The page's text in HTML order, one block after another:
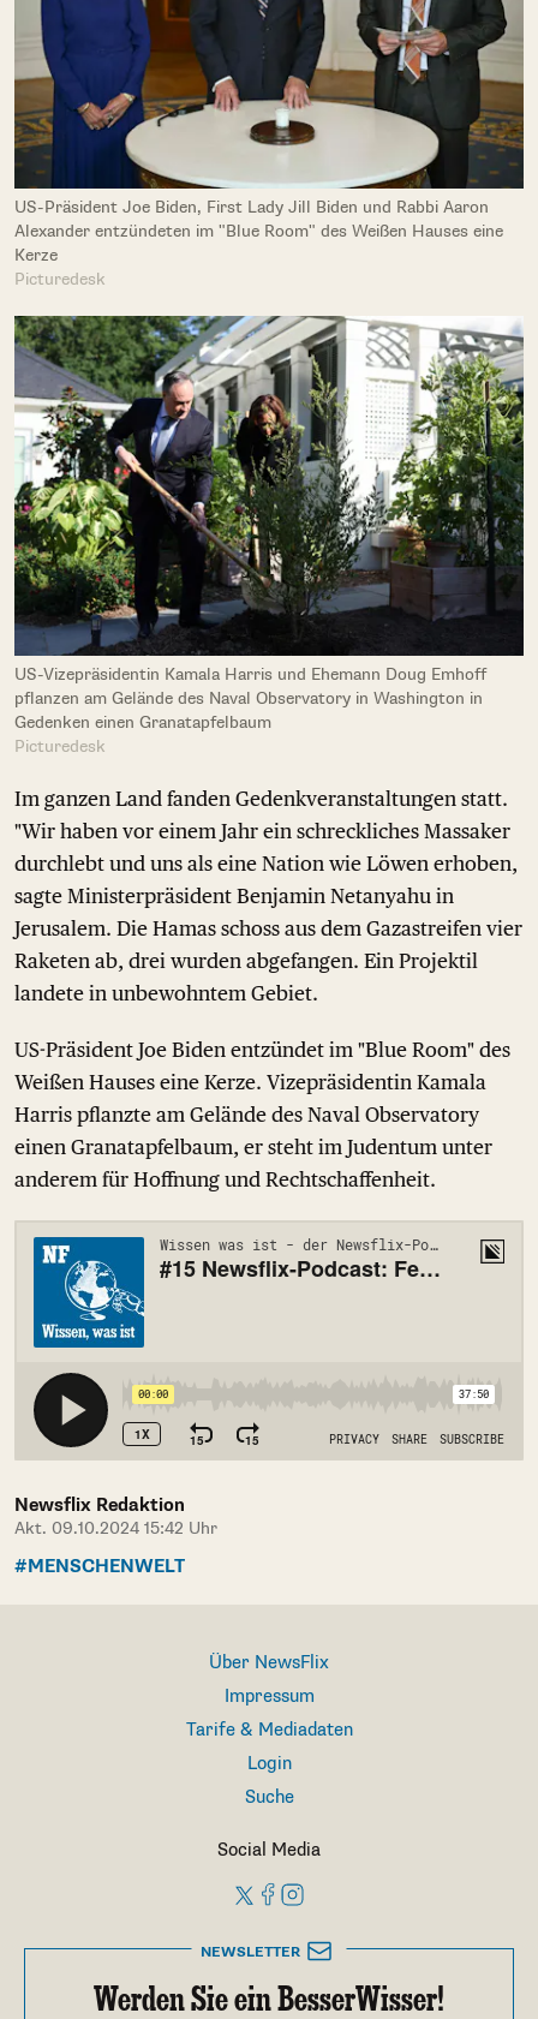
US-Präsident Joe Biden, First Lady Jill Biden und Rabbi Aaron
Alexander entzündeten im "Blue Room" des Weißen Hauses eine
Kerze
Picturedesk
US-Vizepräsidentin Kamala Harris und Ehemann Doug Emhoff
pflanzen am Gelände des Naval Observatory in Washington in
Gedenken einen Granatapfelbaum
Picturedesk
Im ganzen Land fanden Gedenkveranstaltungen statt.
"Wir haben vor einem Jahr ein schreckliches Massaker
durchlebt und uns als eine Nation wie Löwen erhoben,
sagte Ministerpräsident Benjamin Netanyahu in
Jerusalem. Die Hamas schoss aus dem Gazastreifen vier
Raketen ab, drei wurden abgefangen. Ein Projektil
landete in unbewohntem Gebiet.
US-Präsident Joe Biden entzündet im "Blue Room" des
Weißen Hauses eine Kerze. Vizepräsidentin Kamala
Harris pflanzte am Gelände des Naval Observatory
einen Granatapfelbaum, er steht im Judentum unter
anderem für Hoffnung und Rechtschaffenheit.
Newsflix Redaktion
Akt. 09.10.2024 15:42 Uhr
#MENSCHENWELT
Über NewsFlix
Impressum
Tarife & Mediadaten
Login
Suche
Social Media
NEWSLETTER
Werden Sie ein BesserWisser!